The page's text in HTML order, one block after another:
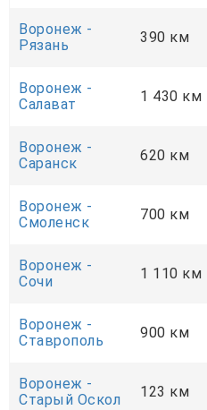
Воронеж -
Рязань
390 км
Воронеж -
Салават
1 430 км
Воронеж -
Саранск
620 км
Воронеж -
Смоленск
700 км
Воронеж -
Сочи
1 110 км
Воронеж -
Ставрополь
900 км
Воронеж -
Старый Оскол
123 км